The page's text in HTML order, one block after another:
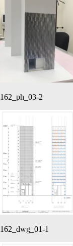
162_ph_03-2
162_dwg_01-1